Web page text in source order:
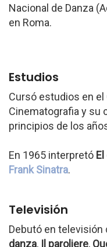
Nacional de Danza
en Roma.
Estudios
Cursó estudios en
Cinematografia y su
principios de los
En 1965 interpretó
Frank Sinatra.
Televisión
Debutó en televisión
danza, Il paroliere,